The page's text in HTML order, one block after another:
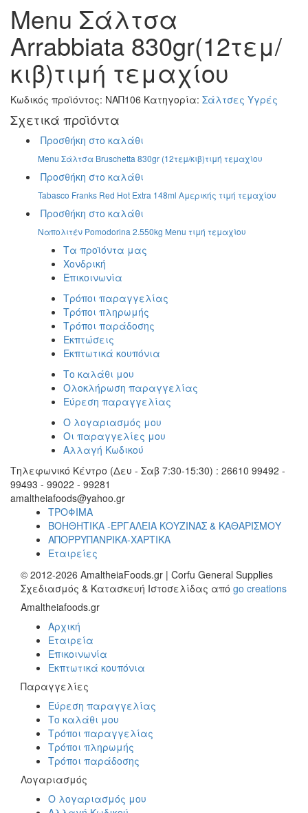
Μenu Σάλτσα
Arrabbiata 830gr(12τεμ/
κιβ)τιμή τεμαχίου
Κωδικός προϊόντος: ΝΑΠ106 Κατηγορία: Σάλτσες Υγρές
Σχετικά προϊόντα
Προσθήκη στο καλάθι
Menu Σάλτσα Bruschetta 830gr (12τεμ/κιβ)τιμή τεμαχίου
Προσθήκη στο καλάθι
Tabasco Franks Red Hot Extra 148ml Αμερικής τιμή τεμαχίου
Προσθήκη στο καλάθι
Ναπολιτέν Pomodorina 2.550kg Menu τιμή τεμαχίου
Τα προϊόντα μας
Χονδρική
Επικοινωνία
Τρόποι παραγγελίας
Τρόποι πληρωμής
Τρόποι παράδοσης
Εκπτώσεις
Εκπτωτικά κουπόνια
Το καλάθι μου
Ολοκλήρωση παραγγελίας
Εύρεση παραγγελίας
Ο λογαριασμός μου
Οι παραγγελίες μου
Αλλαγή Κωδικού
Τηλεφωνικό Κέντρο (Δευ - Σαβ 7:30-15:30) : 26610 99492 -
99493 - 99022 - 99281
amaltheiafoods@yahoo.gr
ΤΡΟΦΙΜΑ
ΒΟΗΘΗΤΙΚΑ -ΕΡΓΑΛΕΙΑ ΚΟΥΖΙΝΑΣ & ΚΑΘΑΡΙΣΜΟΥ
ΑΠΟΡΡΥΠΑΝΡΙΚΑ-ΧΑΡΤΙΚΑ
Εταιρείες
© 2012-2026 AmaltheiaFoods.gr | Corfu General Supplies
Σχεδιασμός & Κατασκευή Ιστοσελίδας από go creations
Amaltheiafoods.gr
Αρχική
Εταιρεία
Επικοινωνία
Εκπτωτικά κουπόνια
Παραγγελίες
Εύρεση παραγγελίας
Το καλάθι μου
Τρόποι παραγγελίας
Τρόποι πληρωμής
Τρόποι παράδοσης
Λογαριασμός
Ο λογαριασμός μου